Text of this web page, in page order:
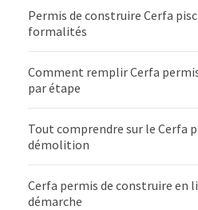
Permis de construire Cerfa
formalités
Comment remplir Cerfa
par étape
Tout comprendre sur le Cerfa
démolition
Cerfa permis de construire en
démarche